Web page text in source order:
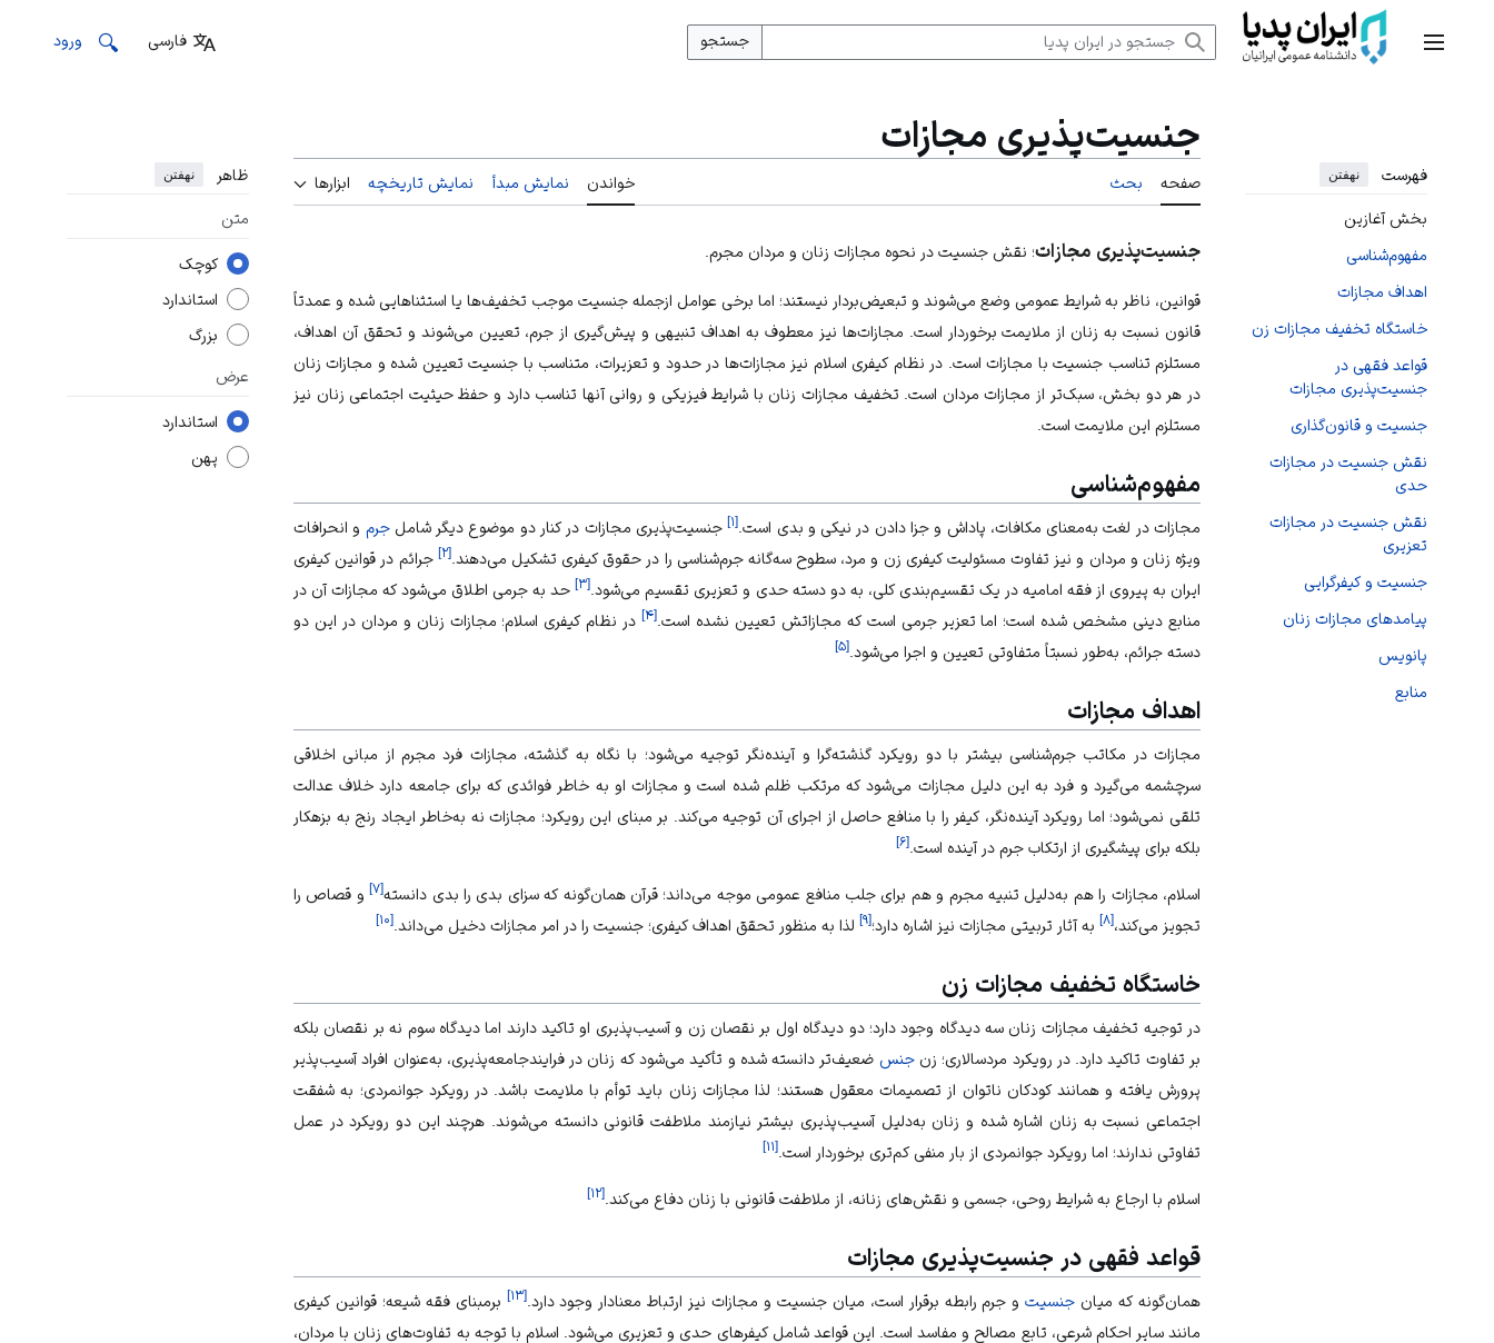
منوی اصلی
جستجو فارسی ورود
فهرست نهفتن
بخش آغازین
مفهوم‌شناسی
اهداف مجازات
خاستگاه تخفیف مجازات زن
قواعد فقهی در
جنسیت‌پذیری مجازات
جنسیت و قانون‌گذاری
نقش جنسیت در مجازات
حدی
نقش جنسیت در مجازات
تعزیری
جنسیت و کیفرگرایی
پیامدهای مجازات زنان
پانویس
منابع
جنسیت‌پذیری مجازات
صفحه بحث خواندن نمایش مبدأ نمایش تاریخچه ابزارها ظاهر نهفتن
متن
کوچک
استاندارد
بزرگ
عرض
استاندارد
پهن
جنسیت‌پذیری مجازات؛ نقش جنسیت در نحوه مجازات زنان و مردان مجرم.
قوانین، ناظر به شرایط عمومی وضع می‌شوند و تبعیض‌بردار نیستند؛ اما برخی عوامل ازجمله جنسیت موجب تخفیف‌ها یا استثناهایی شده و عمدتاً
قانون نسبت به زنان از ملایمت برخوردار است. مجازات‌ها نیز معطوف به اهداف تنبیهی و پیش‌گیری از جرم، تعیین می‌شوند و تحقق آن اهداف،
مستلزم تناسب جنسیت با مجازات است. در نظام کیفری اسلام نیز مجازات‌ها در حدود و تعزیرات، متناسب با جنسیت تعیین شده و مجازات زنان
در هر دو بخش، سبک‌تر از مجازات مردان است. تخفیف مجازات زنان با شرایط فیزیکی و روانی آنها تناسب دارد و حفظ حیثیت اجتماعی زنان نیز
مستلزم این ملایمت است.
مفهوم‌شناسی
مجازات در لغت به‌معنای مکافات، پاداش و جزا دادن در نیکی و بدی است.[۱]جنسیت‌پذیری مجازات در کنار دو موضوع دیگر شاملجرم و انحرافات
ویژه زنان و مردان و نیز تفاوت مسئولیت کیفری زن و مرد، سطوح سه‌گانه جرم‌شناسی را در حقوق کیفری تشکیل می‌دهند.[۲] جرائم در قوانین کیفری
ایران به پیروی از فقه امامیه در یک تقسیم‌بندی کلی، به دو دسته حدی و تعزیری تقسیم می‌شود.[۳]حد به جرمی اطلاق می‌شود که مجازات آن در
منابع دینی مشخص شده است؛ اما تعزیر جرمی است که مجازاتش تعیین نشده است.[۴]در نظام کیفری اسلام؛ مجازات زنان و مردان در این دو
دسته جرائم، به‌طور نسبتاً متفاوتی تعیین و اجرا می‌شود.[۵]
اهداف مجازات
مجازات در مکاتب جرم‌شناسی بیشتر با دو رویکرد گذشته‌گرا و آینده‌نگر توجیه می‌شود؛ با نگاه به گذشته، مجازات فرد مجرم از مبانی اخلاقی
سرچشمه می‌گیرد و فرد به این دلیل مجازات می‌شود که مرتکب ظلم شده است و مجازات او به خاطر فوائدی که برای جامعه دارد خلاف عدالت
تلقی نمی‌شود؛ اما رویکرد آینده‌نگر، کیفر را با منافع حاصل از اجرای آن توجیه می‌کند. بر مبنای این رویکرد؛ مجازات نه به‌خاطر ایجاد رنج به بزهکار
بلکه برای پیشگیری از ارتکاب جرم در آینده است.[۶]
اسلام، مجازات را هم به‌دلیل تنبیه مجرم و هم برای جلب منافع عمومی موجه می‌داند؛ قرآن همان‌گونه که سزای بدی را بدی دانسته[۷]و قصاص را
تجویز می‌کند،[۸] به آثار تربیتی مجازات نیز اشاره دارد؛[۹] لذا به منظور تحقق اهداف کیفری؛ جنسیت را در امر مجازات دخیل می‌داند.[۱۰]
خاستگاه تخفیف مجازات زن
در توجیه تخفیف مجازات زنان سه دیدگاه وجود دارد؛ دو دیدگاه اول بر نقصان زن و آسیب‌پذیری او تاکید دارند اما دیدگاه سوم نه بر نقصان بلکه
بر تفاوت تاکید دارد. در رویکرد مردسالاری؛ زنجنس ضعیف‌تر دانسته شده و تأکید می‌شود که زنان درفرایندجامعه‌پذیری، به‌عنوان افراد آسیب‌پذیر
پرورش یافته و همانند کودکان ناتوان از تصمیمات معقول هستند؛ لذا مجازات زنان باید توأم با ملایمت باشد. در رویکرد جوانمردی؛ به شفقت
اجتماعی نسبت به زنان اشاره شده و زنان به‌دلیل آسیب‌پذیری بیشتر نیازمند ملاطفت قانونی دانسته می‌شوند. هرچند این دو رویکرد در عمل
تفاوتی ندارند؛ اما رویکرد جوانمردی از بار منفی کم‌تری برخوردار است.[۱۱]
اسلام با ارجاع به شرایط روحی، جسمی و نقش‌های زنانه، از ملاطفت قانونی با زنان دفاع می‌کند.[۱۲]
قواعد فقهی در جنسیت‌پذیری مجازات
همان‌گونه که میان جنسیتو جرم رابطه برقرار است، میان جنسیت و مجازات نیز ارتباط معنادار وجود دارد.[۱۳] برمبنای فقه شیعه؛ قوانین کیفری
مانند سایر احکام شرعی، تابع مصالح و مفاسد است. این قواعد شامل کیفرهای حدی و تعزیری می‌شود. اسلام با توجه به تفاوت‌های زنان با مردان،